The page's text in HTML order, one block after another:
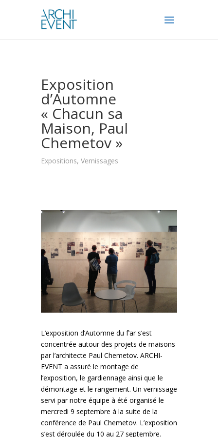
Exposition
d’Automne
« Chacun sa
Maison, Paul
Chemetov »
Expositions, Vernissages
L’exposition d’Automne du f’ar s’est
concentrée autour des projets de maisons
par l’architecte Paul Chemetov. ARCHI-
EVENT a assuré le montage de
l’exposition, le gardiennage ainsi que le
démontage et le rangement. Un vernissage
servi par notre équipe à été organisé le
mercredi 9 septembre à la suite de la
conférence de Paul Chemetov. L’exposition
s’est déroulée du 10 au 27 septembre.